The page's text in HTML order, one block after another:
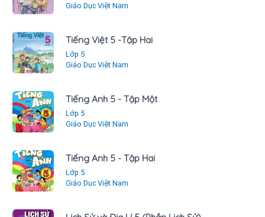
Giáo Dục Việt Nam
Tiếng Việt 5 -Tập Hai
Lớp 5
Giáo Dục Việt Nam
Tiếng Anh 5 - Tập Một
Lớp 5
Giáo Dục Việt Nam
Tiếng Anh 5 - Tập Hai
Lớp 5
Giáo Dục Việt Nam